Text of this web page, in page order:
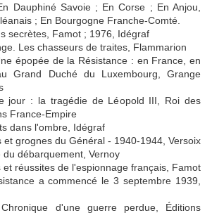
Dauphiné Savoie ; En Corse ; En Anjou,
; En Bourgogne Franche-Comté.
secrètes, Famot ; 1976, Idégraf
Les chasseurs de traites, Flammarion
épopée de la Résistance : en France, en
Grand Duché du Luxembourg, Grange
jour : la tragédie de Léopold III, Roi des
France-Empire
dans l'ombre, Idégraf
et grognes du Général - 1940-1944, Versoix
du débarquement, Vernoy
et réussites de l'espionnage français, Famot
a commencé le 3 septembre 1939,
d'une guerre perdue, Éditions